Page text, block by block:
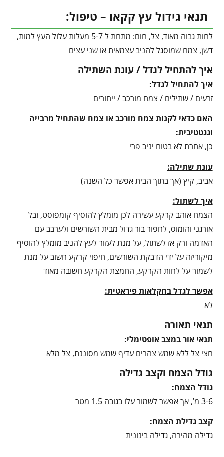
תנאי גידול עץ קקאו – טיפול:
לחות גבוה מאוד, צל, חום: מתחת ל 5-7 מעלות עלול העץ למות,
דשן, צמח שמוסגל להניב עצמאית או שני עצים
איך להתחיל לגדל / עונת השתילה
איך להתחיל לגדל:
זרעים / שתילים / צמח מורכב / ייחורים
האם כדאי לקנות צמח מורכב או צמח שהתחיל מרבייה
וגגטטיבית:
כן, אחרת לא בטוח יניב פרי
עונת שתילה:
אביב, קיץ (אך בתוך הבית אפשר כל השנה)
איך לשתול:
הצמח אוהב קרקע עשירה לכן מומלץ להוסיף קומפוסט, זבל
אורגני והומוס, לחפור בור גדול מבית השורשים ולערבב עם
האדמה ורק אז לשתול, על מנת לעזור לעץ להניב מומלץ להוסיף
מיקוריזה על ידי הדבקת השורשים, חיפוי קרקע חשוב על מנת
לשמור על לחות הקרקע, החמצת הקרקע חשובה מאוד
אפשר לגדל בחקלאות פיראטית:
לא
תנאי תאורה
תנאי אור במצב אופטימלי:
חצי צל ללא שמש צהרים עדיף שמש מסוננת, צל מלא
גודל הצמח וקצב גדילה
גודל הצמח:
3-6 מ’, אך אפשר לשמור עלו בגובה 1.5 מטר
קצב גדילת הצמח:
גדילה מהירה, גדילה בינונית